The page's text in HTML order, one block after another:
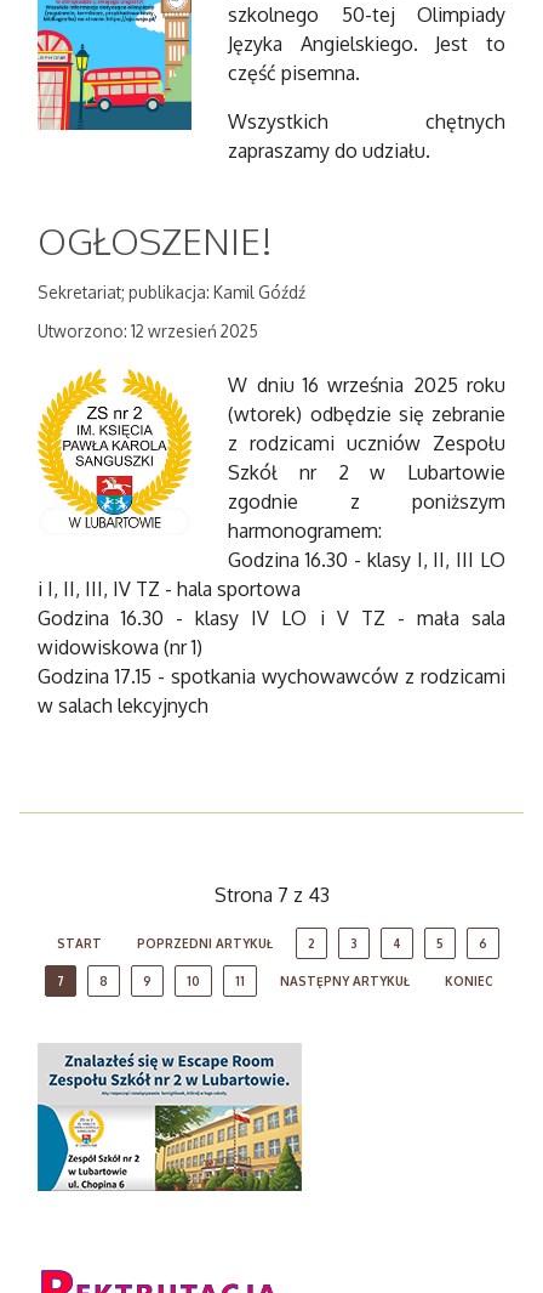
szkolnego 50-tej Olimpiady
Języka Angielskiego. Jest to
część pisemna.
Wszystkich chętnych
zapraszamy do udziału.
OGŁOSZENIE!
Sekretariat; publikacja: Kamil Góźdź
Utworzono: 12 wrzesień 2025
W dniu 16 września 2025 roku
(wtorek) odbędzie się zebranie
z rodzicami uczniów Zespołu
Szkół nr 2 w Lubartowie
zgodnie z poniższym
harmonogramem:
Godzina 16.30 - klasy I, II, III LO
i I, II, III, IV TZ - hala sportowa
Godzina 16.30 - klasy IV LO i V TZ - mała sala
widowiskowa (nr 1)
Godzina 17.15 - spotkania wychowawców z rodzicami
w salach lekcyjnych
Strona 7 z 43
START POPRZEDNI ARTYKUŁ 2 3 4 5 6
7 8 9 10 11 NASTĘPNY ARTYKUŁ KONIEC